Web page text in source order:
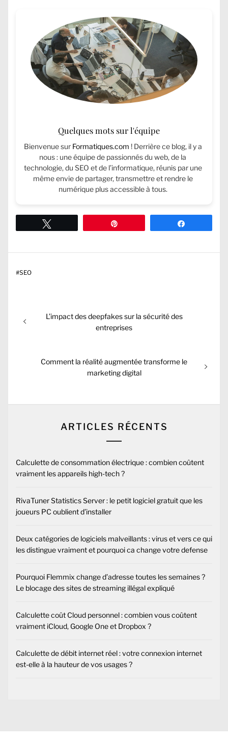
Quelques mots sur l'équipe
Bienvenue sur Formatiques.com ! Derrière ce blog, il y a
nous : une équipe de passionnés du web, de la
technologie, du SEO et de l’informatique, réunis par une
même envie de partager, transmettre et rendre le
numérique plus accessible à tous.
#SEO
Navigation
de
Previous
L’impact des deepfakes sur la sécurité des
entreprises
Next
Comment la réalité augmentée transforme le
marketing digital
ARTICLES RÉCENTS
Calculette de consommation électrique : combien coûtent
vraiment les appareils high-tech ?
RivaTuner Statistics Server : le petit logiciel gratuit que les
joueurs PC oublient d’installer
Deux catégories de logiciels malveillants : virus et vers ce qui
les distingue vraiment et pourquoi ca change votre defense
Pourquoi Flemmix change d’adresse toutes les semaines ?
Le blocage des sites de streaming illégal expliqué
Calculette coût Cloud personnel : combien vous coûtent
vraiment iCloud, Google One et Dropbox ?
Calculette de débit internet réel : votre connexion internet
est-elle à la hauteur de vos usages ?